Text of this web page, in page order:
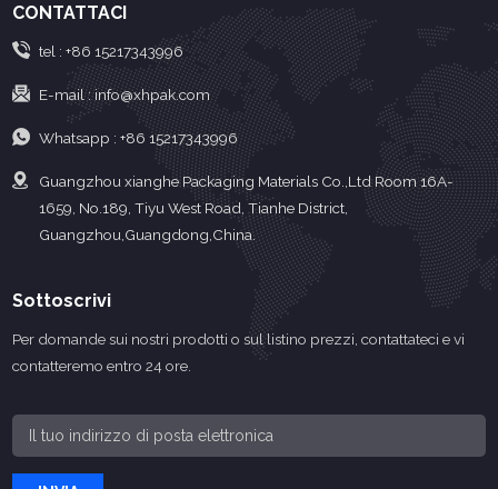
CONTATTACI
tel : +86 15217343996
E-mail :info@xhpak.com
Whatsapp : +86 15217343996
Guangzhou xianghe Packaging Materials Co.,Ltd Room 16A-
1659, No.189, Tiyu West Road, Tianhe District,
Guangzhou,Guangdong,China.
Sottoscrivi
Per domande sui nostri prodotti o sul listino prezzi, contattateci e vi
contatteremo entro 24 ore.